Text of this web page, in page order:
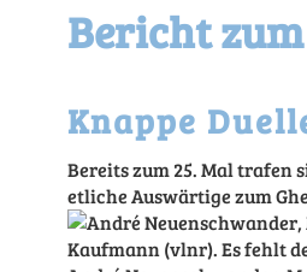
Bericht
Knappe
Bereits zum 25. Mal trafen
etliche Auswärtige zum